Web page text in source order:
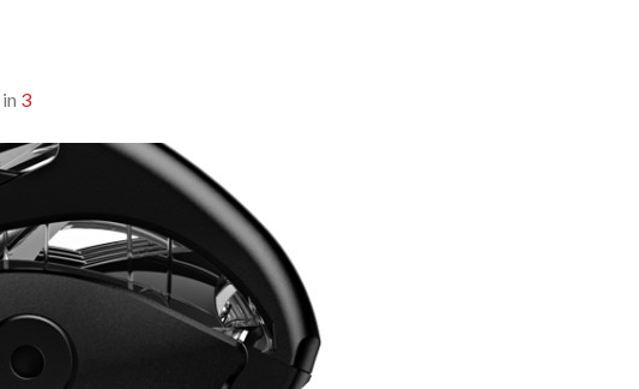
in 3